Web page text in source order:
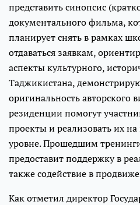
представить синопсис
документального фильма,
планирует снять в рамках
отдаваться заявкам,
аспекты культурного,
Таджикистана,
оригинальность авторского
резиденции помогут
проекты и реализовать их
уровне. Прошедшим
предоставит поддержку в
также содействие в
Как отметил директор